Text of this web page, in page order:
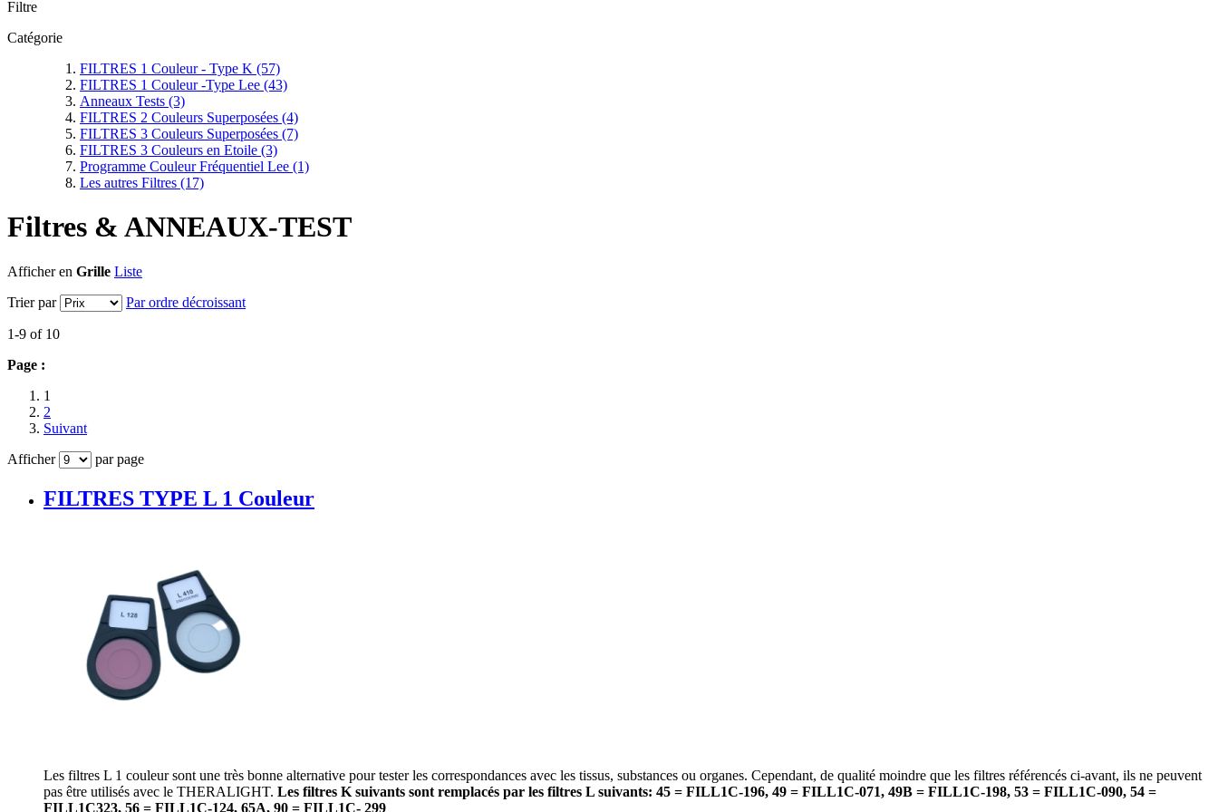
Filtre
Catégorie
FILTRES 1 Couleur - Type K (57)
FILTRES 1 Couleur -Type Lee (43)
Anneaux Tests (3)
FILTRES 2 Couleurs Superposées (4)
FILTRES 3 Couleurs Superposées (7)
FILTRES 3 Couleurs en Etoile (3)
Programme Couleur Fréquentiel Lee (1)
Les autres Filtres (17)
Filtres & ANNEAUX-TEST
Afficher en Grille Liste
Trier par
Par ordre décroissant
1-9 of 10
Page :
1
2
Suivant
Afficher
par page
FILTRES TYPE L 1 Couleur
Les filtres L 1 couleur sont une très bonne alternative pour tester les correspondances avec les tissus, substances ou organes. Cependant, de qualité moindre que les filtres référencés ci-avant, ils ne peuvent
pas être utilisés avec le THERALIGHT. Les filtres K suivants sont remplacés par les filtres L suivants: 45 = FILL1C-196, 49 = FILL1C-071, 49B = FILL1C-198, 53 = FILL1C-090, 54 =
FILL1C323, 56 = FILL1C-124, 65A, 90 = FILL1C- 299